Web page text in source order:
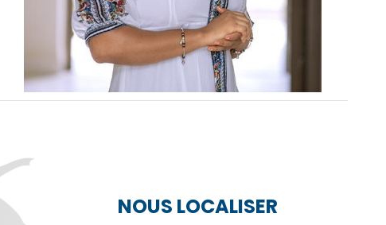
NOUS LOCALISER